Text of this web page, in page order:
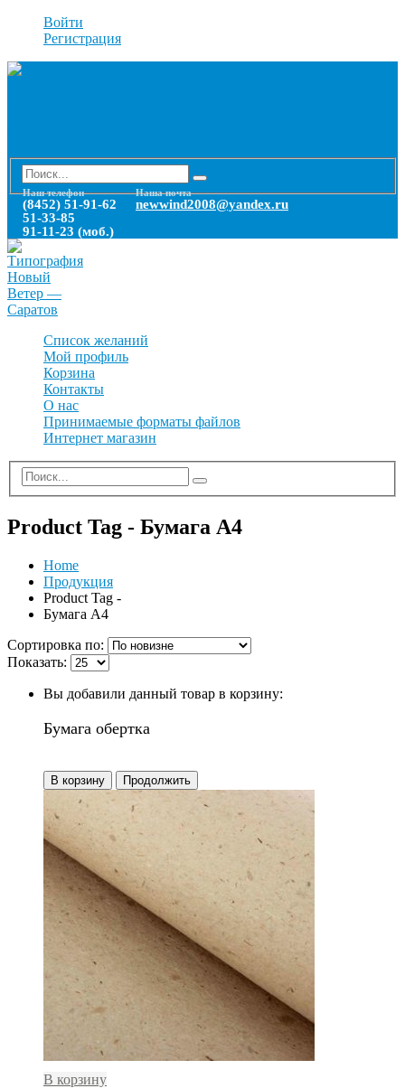
Войти
Регистрация
Наш телефон
(8452) 51-91-62
51-33-85
91-11-23 (моб.)
Наша почта
newwind2008@yandex.ru
Список желаний
Мой профиль
Корзина
Контакты
О нас
Принимаемые форматы файлов
Интернет магазин
Product Tag - Бумага А4
Home
Продукция
Product Tag -
Бумага А4
Сортировка по:
Показать:
Вы добавили данный товар в корзину:
Бумага обертка
В корзину Продолжить
В корзину